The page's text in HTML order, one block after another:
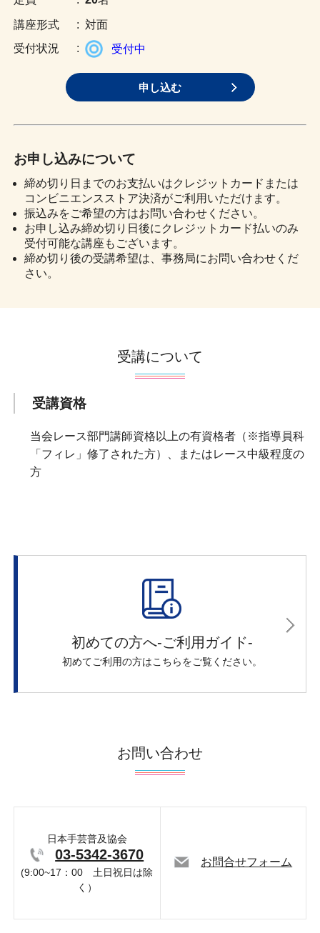
: 対面
:
受付中
申し込む
お申し込みについて
締め切り日までのお支払いはクレジットカードまたは
コンビニエンスストア決済がご利用いただけます。
振込みをご希望の方はお問い合わせください。
お申し込み締め切り日後にクレジットカード払いのみ
受付可能な講座もございます。
締め切り後の受講希望は、事務局にお問い合わせくだ
さい。
受講について
受講資格
当会レース部門講師資格以上の有資格者（※指導員科
「フィレ」修了された方）、またはレース中級程度の
方
初めての方へ-ご利用ガイド-
初めてご利用の方はこちらをご覧ください。
お問い合わせ
日本手芸普及協会
03-5342-3670
(9:00~17：00 土日祝日は除
く）
お問合せフォーム